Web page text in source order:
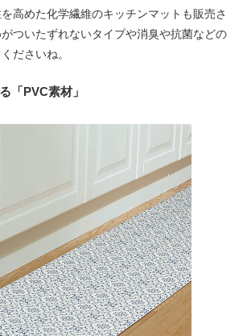
高めた化学繊維のキッチンマットも販売さ
ついたずれないタイプや消臭や抗菌などの
ださいね。
「PVC素材」